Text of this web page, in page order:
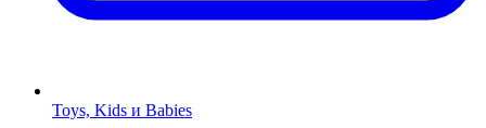
Toys, Kids и Babies